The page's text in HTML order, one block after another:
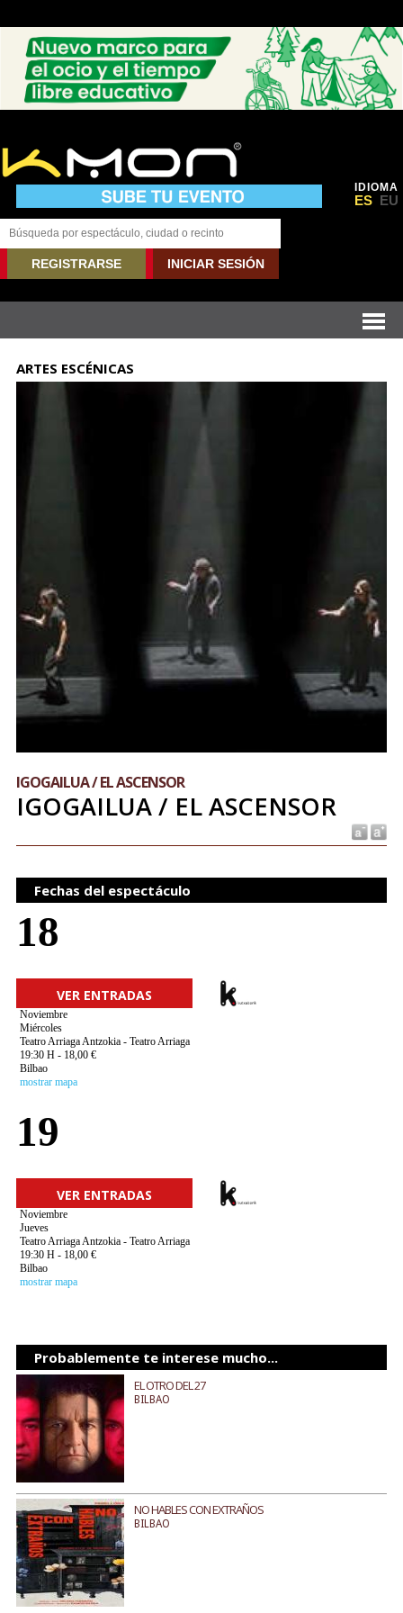
IDIOMA
ES EU
REGISTRARSE INICIAR SESIÓN
ARTES ESCÉNICAS
IGOGAILUA / EL ASCENSOR
IGOGAILUA / EL ASCENSOR
Fechas del espectáculo
18
VER ENTRADAS
Noviembre
Miércoles
Teatro Arriaga Antzokia - Teatro Arriaga
19:30 H - 18,00 €
Bilbao
mostrar mapa
19
VER ENTRADAS
Noviembre
Jueves
Teatro Arriaga Antzokia - Teatro Arriaga
19:30 H - 18,00 €
Bilbao
mostrar mapa
Probablemente te interese mucho...
EL OTRO DEL 27
BILBAO
NO HABLES CON EXTRAÑOS
BILBAO